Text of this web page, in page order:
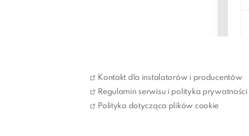
Kontakt dla instalatorów i producentów
Regulamin serwisu i polityka prywatności
Polityka dotycząca plików cookie